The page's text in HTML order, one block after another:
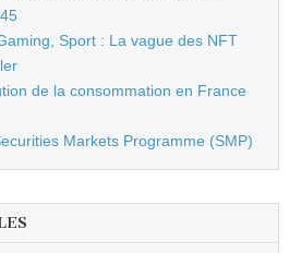
Sport : La vague des NFT
de la consommation en France
Markets Programme (SMP)